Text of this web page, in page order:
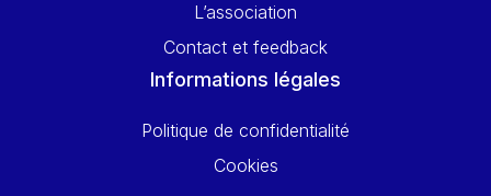
L’association
Contact et feedback
Informations légales
Politique de confidentialité
Cookies